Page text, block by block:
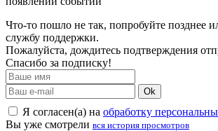
Что-то пошло не так, попробуйте позднее
службу поддержки.
Пожалуйста, дождитесь подтверждения
Спасибо за подписку!
Ok
Я согласен(а) на обработку
Вы уже смотрели вся история просмотров